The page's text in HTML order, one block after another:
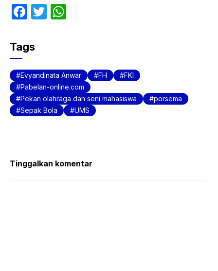
F
c
e
b
o
o
k
T
A
p
p
Tags
Evyandinata Anwar FH
FKI
Pabelan-online.com
Pekan olahraga dan seni mahasiswa
porsema
Sepak Bola
UMS
Tinggalkan komentar